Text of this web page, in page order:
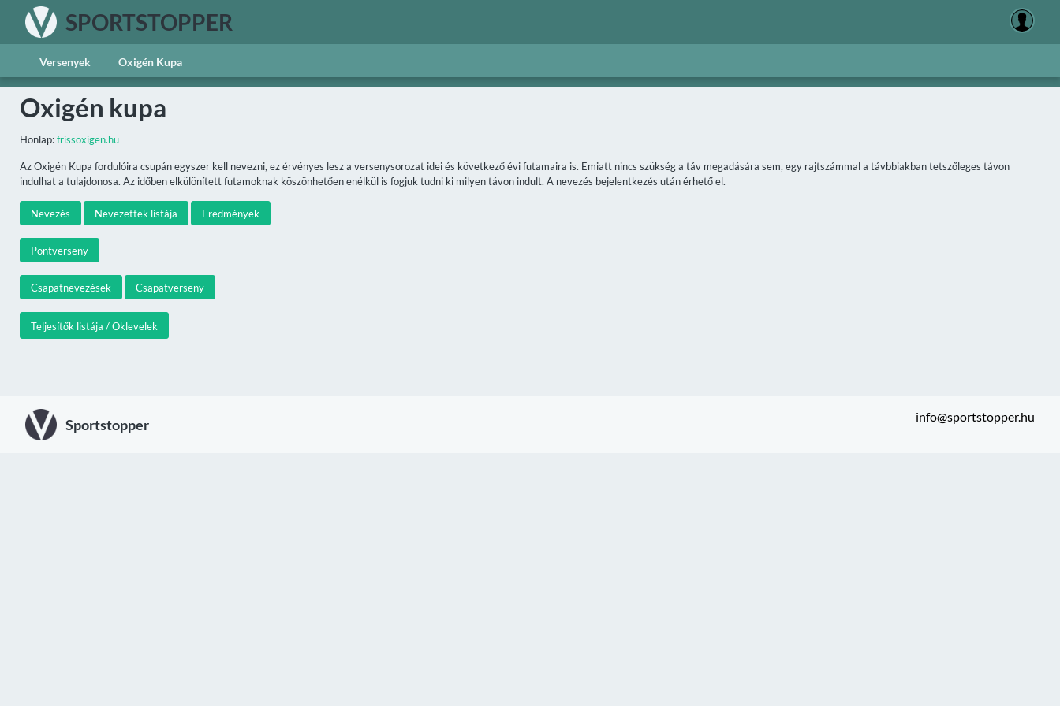
SPORTSTOPPER
Versenyek Oxigén Kupa
Oxigén kupa
Honlap:frissoxigen.hu
Az Oxigén Kupa fordulóira csupán egyszer kell nevezni, ez érvényes lesz a versenysorozat idei és következő évi futamaira is. Emiatt nincs szükség a táv megadására sem, egy rajtszámmal a távbbiakban tetszőleges távon
indulhat a tulajdonosa. Az időben elkülönített futamoknak köszönhetően enélkül is fogjuk tudni ki milyen távon indult. A nevezés bejelentkezés után érhető el.
Nevezés Nevezettek listája Eredmények
Pontverseny
Csapatnevezések Csapatverseny
Teljesítők listája / Oklevelek
Sportstopper info@sportstopper.hu